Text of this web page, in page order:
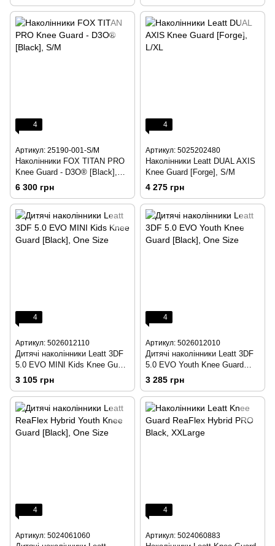
4
Артикул: 25190-001-S/M
Наколінники FOX TITAN PRO
Knee Guard - D3O® [Black],
S/M
6 300 грн
4
Артикул: 5025202480
Наколінники Leatt DUAL AXIS
Knee Guard [Forge], S/M
4 275 грн
4
Артикул: 5026012110
Дитячі наколінники Leatt 3DF
5.0 EVO MINI Kids Knee Guard
[Black], One Size
3 105 грн
4
Артикул: 5026012010
Дитячі наколінники Leatt 3DF
5.0 EVO Youth Knee Guard
[Black], One Size
3 285 грн
4
Артикул: 5024061060
4
Артикул: 5024060883